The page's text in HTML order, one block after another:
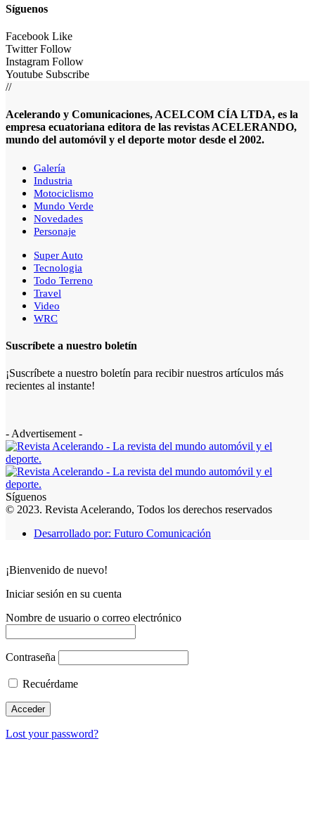
Síguenos
Facebook Like
Twitter Follow
Instagram Follow
Youtube Subscribe
//
Acelerando y Comunicaciones, ACELCOM CÍA LTDA, es la
empresa ecuatoriana editora de las revistas ACELERANDO,
mundo del automóvil y el deporte motor desde el 2002.
Galería
Industria
Motociclismo
Mundo Verde
Novedades
Personaje
Super Auto
Tecnologia
Todo Terreno
Travel
Video
WRC
Suscríbete a nuestro boletín
¡Suscríbete a nuestro boletín para recibir nuestros artículos más
recientes al instante!
- Advertisement -
Síguenos
© 2023. Revista Acelerando, Todos los derechos reservados
Desarrollado por: Futuro Comunicación
¡Bienvenido de nuevo!
Iniciar sesión en su cuenta
Nombre de usuario o correo electrónico
Contraseña
Recuérdame
Lost your password?